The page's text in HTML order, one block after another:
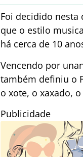
Foi decidido
que o estilo
há cerca de 10
Vencendo por
também definiu o
o xote, o xaxado,
Publicidade